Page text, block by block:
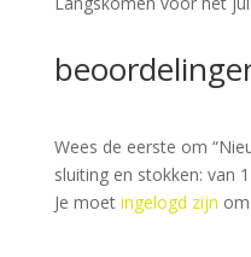
Wees de eerste om
sluiting en stokken: van
Je moet ingelogd zijn